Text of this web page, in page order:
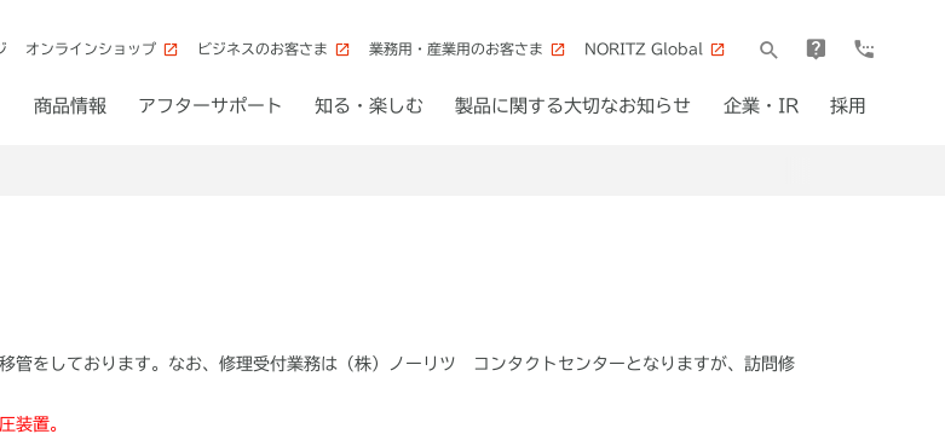
オンラインショップ ビジネスのお客さま 業務用・産業用のお客さま NORITZ Global
商品情報 アフターサポート 知る・楽しむ 製品に関する大切なお知らせ 企業・IR 採用
管をしております。なお、修理受付業務は（株）ノーリツ コンタクトセンターとなりますが、訪問修
装置。